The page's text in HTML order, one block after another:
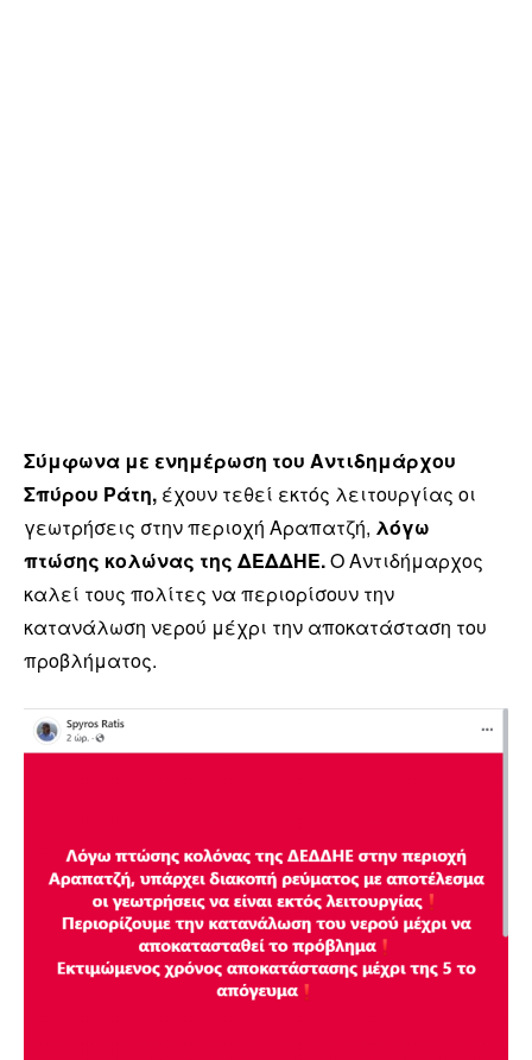
Σύμφωνα με ενημέρωση του Αντιδημάρχου
Σπύρου Ράτη, έχουν τεθεί εκτός λειτουργίας οι
γεωτρήσεις στην περιοχή Αραπατζή, λόγω
πτώσης κολώνας της ΔΕΔΔΗΕ.Ο Αντιδήμαρχος
καλεί τους πολίτες να περιορίσουν την
κατανάλωση νερού μέχρι την αποκατάσταση του
προβλήματος.